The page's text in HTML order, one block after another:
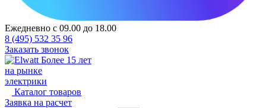
Ежедневно с 09.00 до 18.00
8 (495) 532 35 96
Заказать звонок
Более 15 лет
на рынке
электрики
Каталог товаров
Заявка на расчет